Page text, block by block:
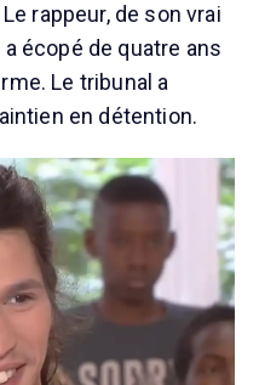
rappeur, de son vrai
écopé de quatre ans
Le tribunal a
en détention.